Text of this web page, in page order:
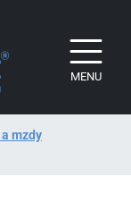
MENU
a mzdy